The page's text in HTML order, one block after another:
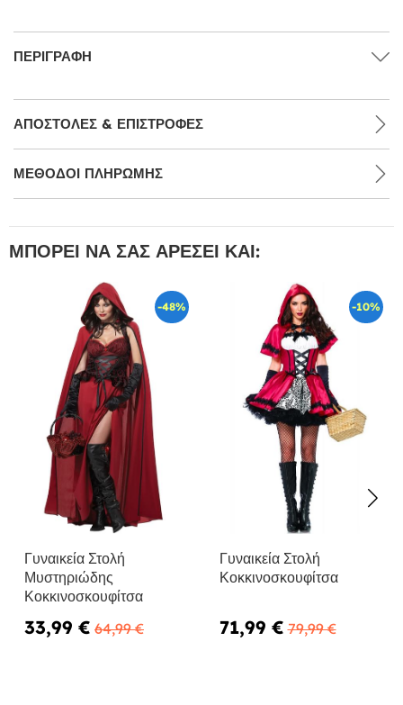
ΠΕΡΙΓΡΑΦΉ
ΑΠΟΣΤΟΛΈΣ & ΕΠΙΣΤΡΟΦΈΣ
ΜΕΘΌΔΟΙ ΠΛΗΡΩΜΉΣ
ΜΠΟΡΕΊ ΝΑ ΣΑΣ ΑΡΈΣΕΙ ΚΑΙ:
-48%
Γυναικεία Στολή
Μυστηριώδης
Κοκκινοσκουφίτσα
33,99 € 64,99 €
-10%
Γυναικεία Στολή
Κοκκινοσκουφίτσα
71,99 € 79,99 €